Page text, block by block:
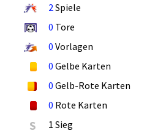
2Spiele
0 Tore
0 Vorlagen
0 Gelbe Karten
0 Gelb-Rote Karten
0 Rote Karten
S 1 Sieg